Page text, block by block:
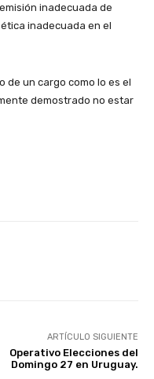
inadecuada de
inadecuada en el
de un cargo como lo es el
demostrado no estar
ARTÍCULO SIGUIENTE
Operativo Elecciones del
Domingo 27 en Uruguay.